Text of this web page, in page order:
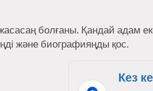
болғаны. Қандай адам
және биографияңды қос.
Кез